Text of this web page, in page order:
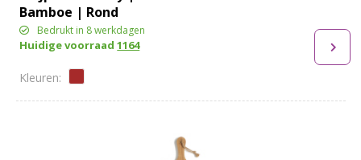
Bamboe | Rond
Bedrukt in 8 werkdagen
Huidige voorraad1164